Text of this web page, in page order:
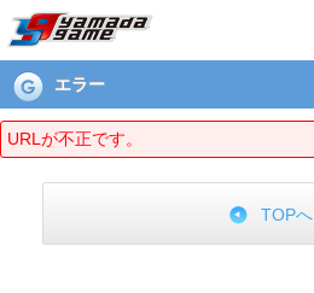
エラーページ
エラー
URLが不正です。
TOPへ